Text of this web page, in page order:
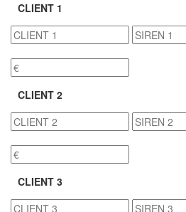
CLIENT 1
CLIENT 2
CLIENT 3